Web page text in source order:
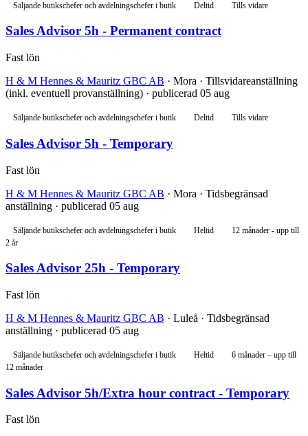
Säljande butikschefer och avdelningschefer i butik Deltid Tills vidare
Sales Advisor 5h - Permanent contract
Fast lön
H & M Hennes & Mauritz GBC AB · Mora · Tillsvidareanställning
(inkl. eventuell provanställning) · publicerad 05 aug
Säljande butikschefer och avdelningschefer i butik Deltid Tills vidare
Sales Advisor 5h - Temporary
Fast lön
H & M Hennes & Mauritz GBC AB · Mora · Tidsbegränsad
anställning · publicerad 05 aug
Säljande butikschefer och avdelningschefer i butik Heltid
12 månader - upp till
2 år
Sales Advisor 25h - Temporary
Fast lön
H & M Hennes & Mauritz GBC AB · Luleå · Tidsbegränsad
anställning · publicerad 05 aug
Säljande butikschefer och avdelningschefer i butik Heltid
6 månader – upp till
12 månader
Sales Advisor 5h/Extra hour contract - Temporary
Fast lön